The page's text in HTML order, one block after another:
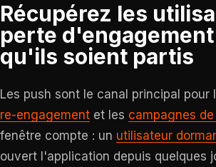
Récupérez les
perte
qu'ils soient partis
Les push sont le canal principal pour
re-engagement et les campagnes
fenêtre compte : un utilisateur
ouvert l'application depuis quelques